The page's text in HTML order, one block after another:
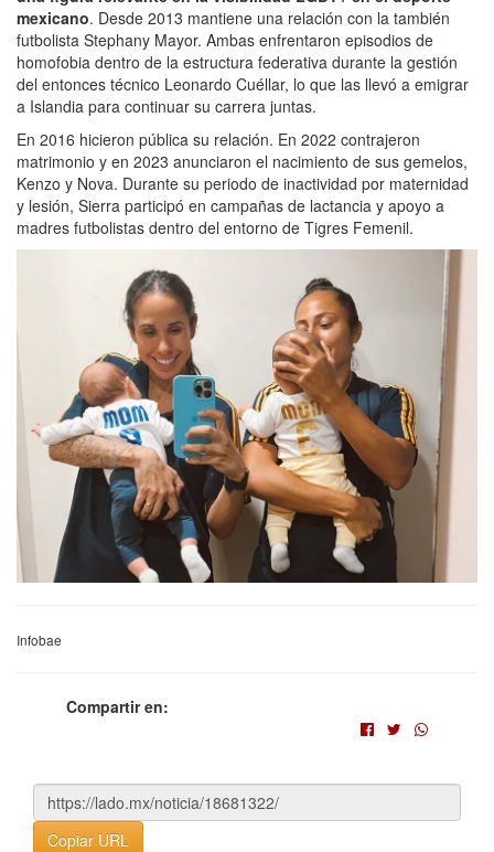
mexicano. Desde 2013 mantiene una relación con la también
futbolista Stephany Mayor. Ambas enfrentaron episodios de
homofobia dentro de la estructura federativa durante la gestión
del entonces técnico Leonardo Cuéllar, lo que las llevó a emigrar
a Islandia para continuar su carrera juntas.
En 2016 hicieron pública su relación. En 2022 contrajeron
matrimonio y en 2023 anunciaron el nacimiento de sus gemelos,
Kenzo y Nova. Durante su periodo de inactividad por maternidad
y lesión, Sierra participó en campañas de lactancia y apoyo a
madres futbolistas dentro del entorno de Tigres Femenil.
Infobae
Compartir en:
Copiar URL